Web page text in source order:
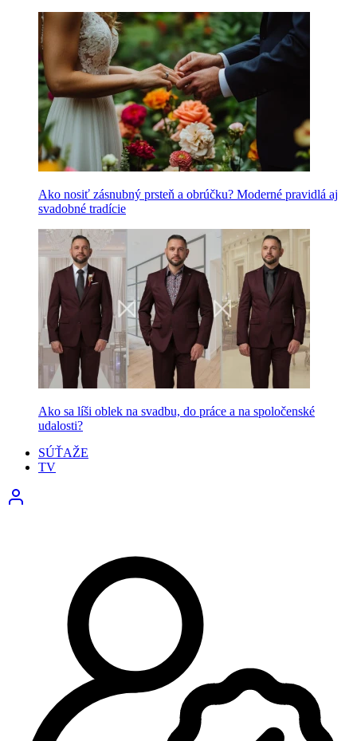
Ako nosiť zásnubný prsteň a obrúčku? Moderné pravidlá aj
svadobné tradície
Ako sa líši oblek na svadbu, do práce a na spoločenské
udalosti?
SÚŤAŽE
TV